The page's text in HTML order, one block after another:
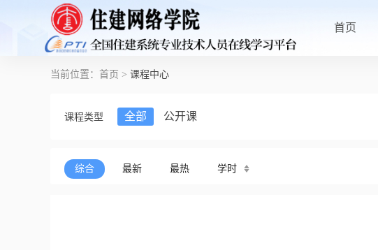
首页
当前位置： 首页 > 课程中心
课程类型 全部 公开课
综合 最新 最热 学时